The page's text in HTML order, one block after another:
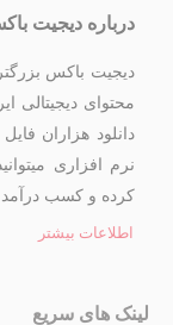
درباره دیجیت
دیجیت باکس
محتوای دیجیتالی
دانلود هزاران
نرم افزاری
کرده و کسب درآمد
اطلاعات بیشتر
لینک های سریع